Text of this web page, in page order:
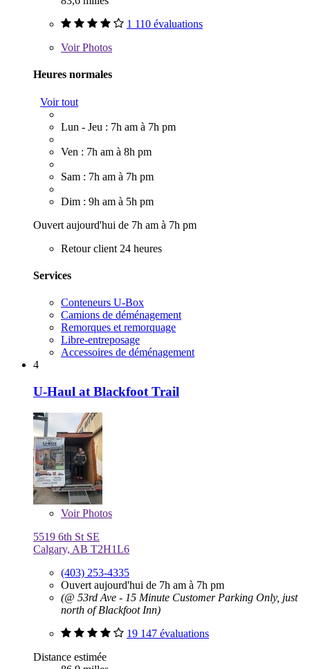
1 110 évaluations
VoirPhotos
Heures normales
Voir tout
Lun - Jeu : 7h am à 7h pm
Ven : 7h am à 8h pm
Sam : 7h am à 7h pm
Dim : 9h am à 5h pm
Ouvert aujourd'hui de 7h am à 7h pm
Retour client 24 heures
Services
Conteneurs U-Box
Camions de déménagement
Remorques et remorquage
Libre-entreposage
Accessoires de déménagement
4
U-Haul at Blackfoot Trail
VoirPhotos
5519 6th St SE
Calgary, AB T2H1L6
(403) 253-4335
Ouvert aujourd'hui de 7h am à 7h pm
(@ 53rd Ave - 15 Minute Customer Parking Only, just
north of Blackfoot Inn)
19 147 évaluations
Distance estimée